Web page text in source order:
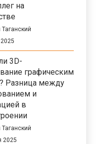
на
3D-
графическим
Разница между
и
в
2025